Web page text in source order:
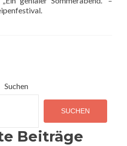
Suchen
SUCHEN
Beiträge